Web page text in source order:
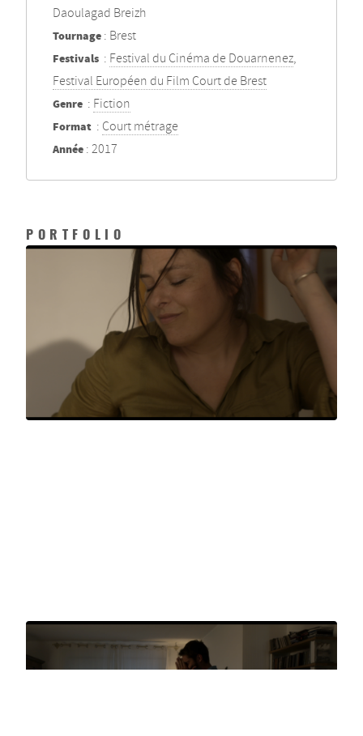
Daoulagad Breizh
Tournage : Brest
Festivals : Festival du Cinéma de Douarnenez,
Festival Européen du Film Court de Brest
Genre : Fiction
Format : Court métrage
Année : 2017
PORTFOLIO